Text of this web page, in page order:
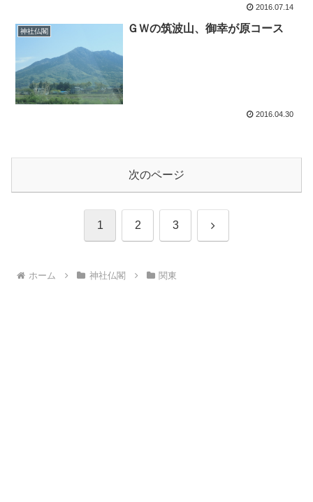
2016.07.14
神社仏閣 ＧＷの筑波山、御幸が原コース
2016.04.30
次のページ
1 2 3 次
ホーム 神社仏閣 関東